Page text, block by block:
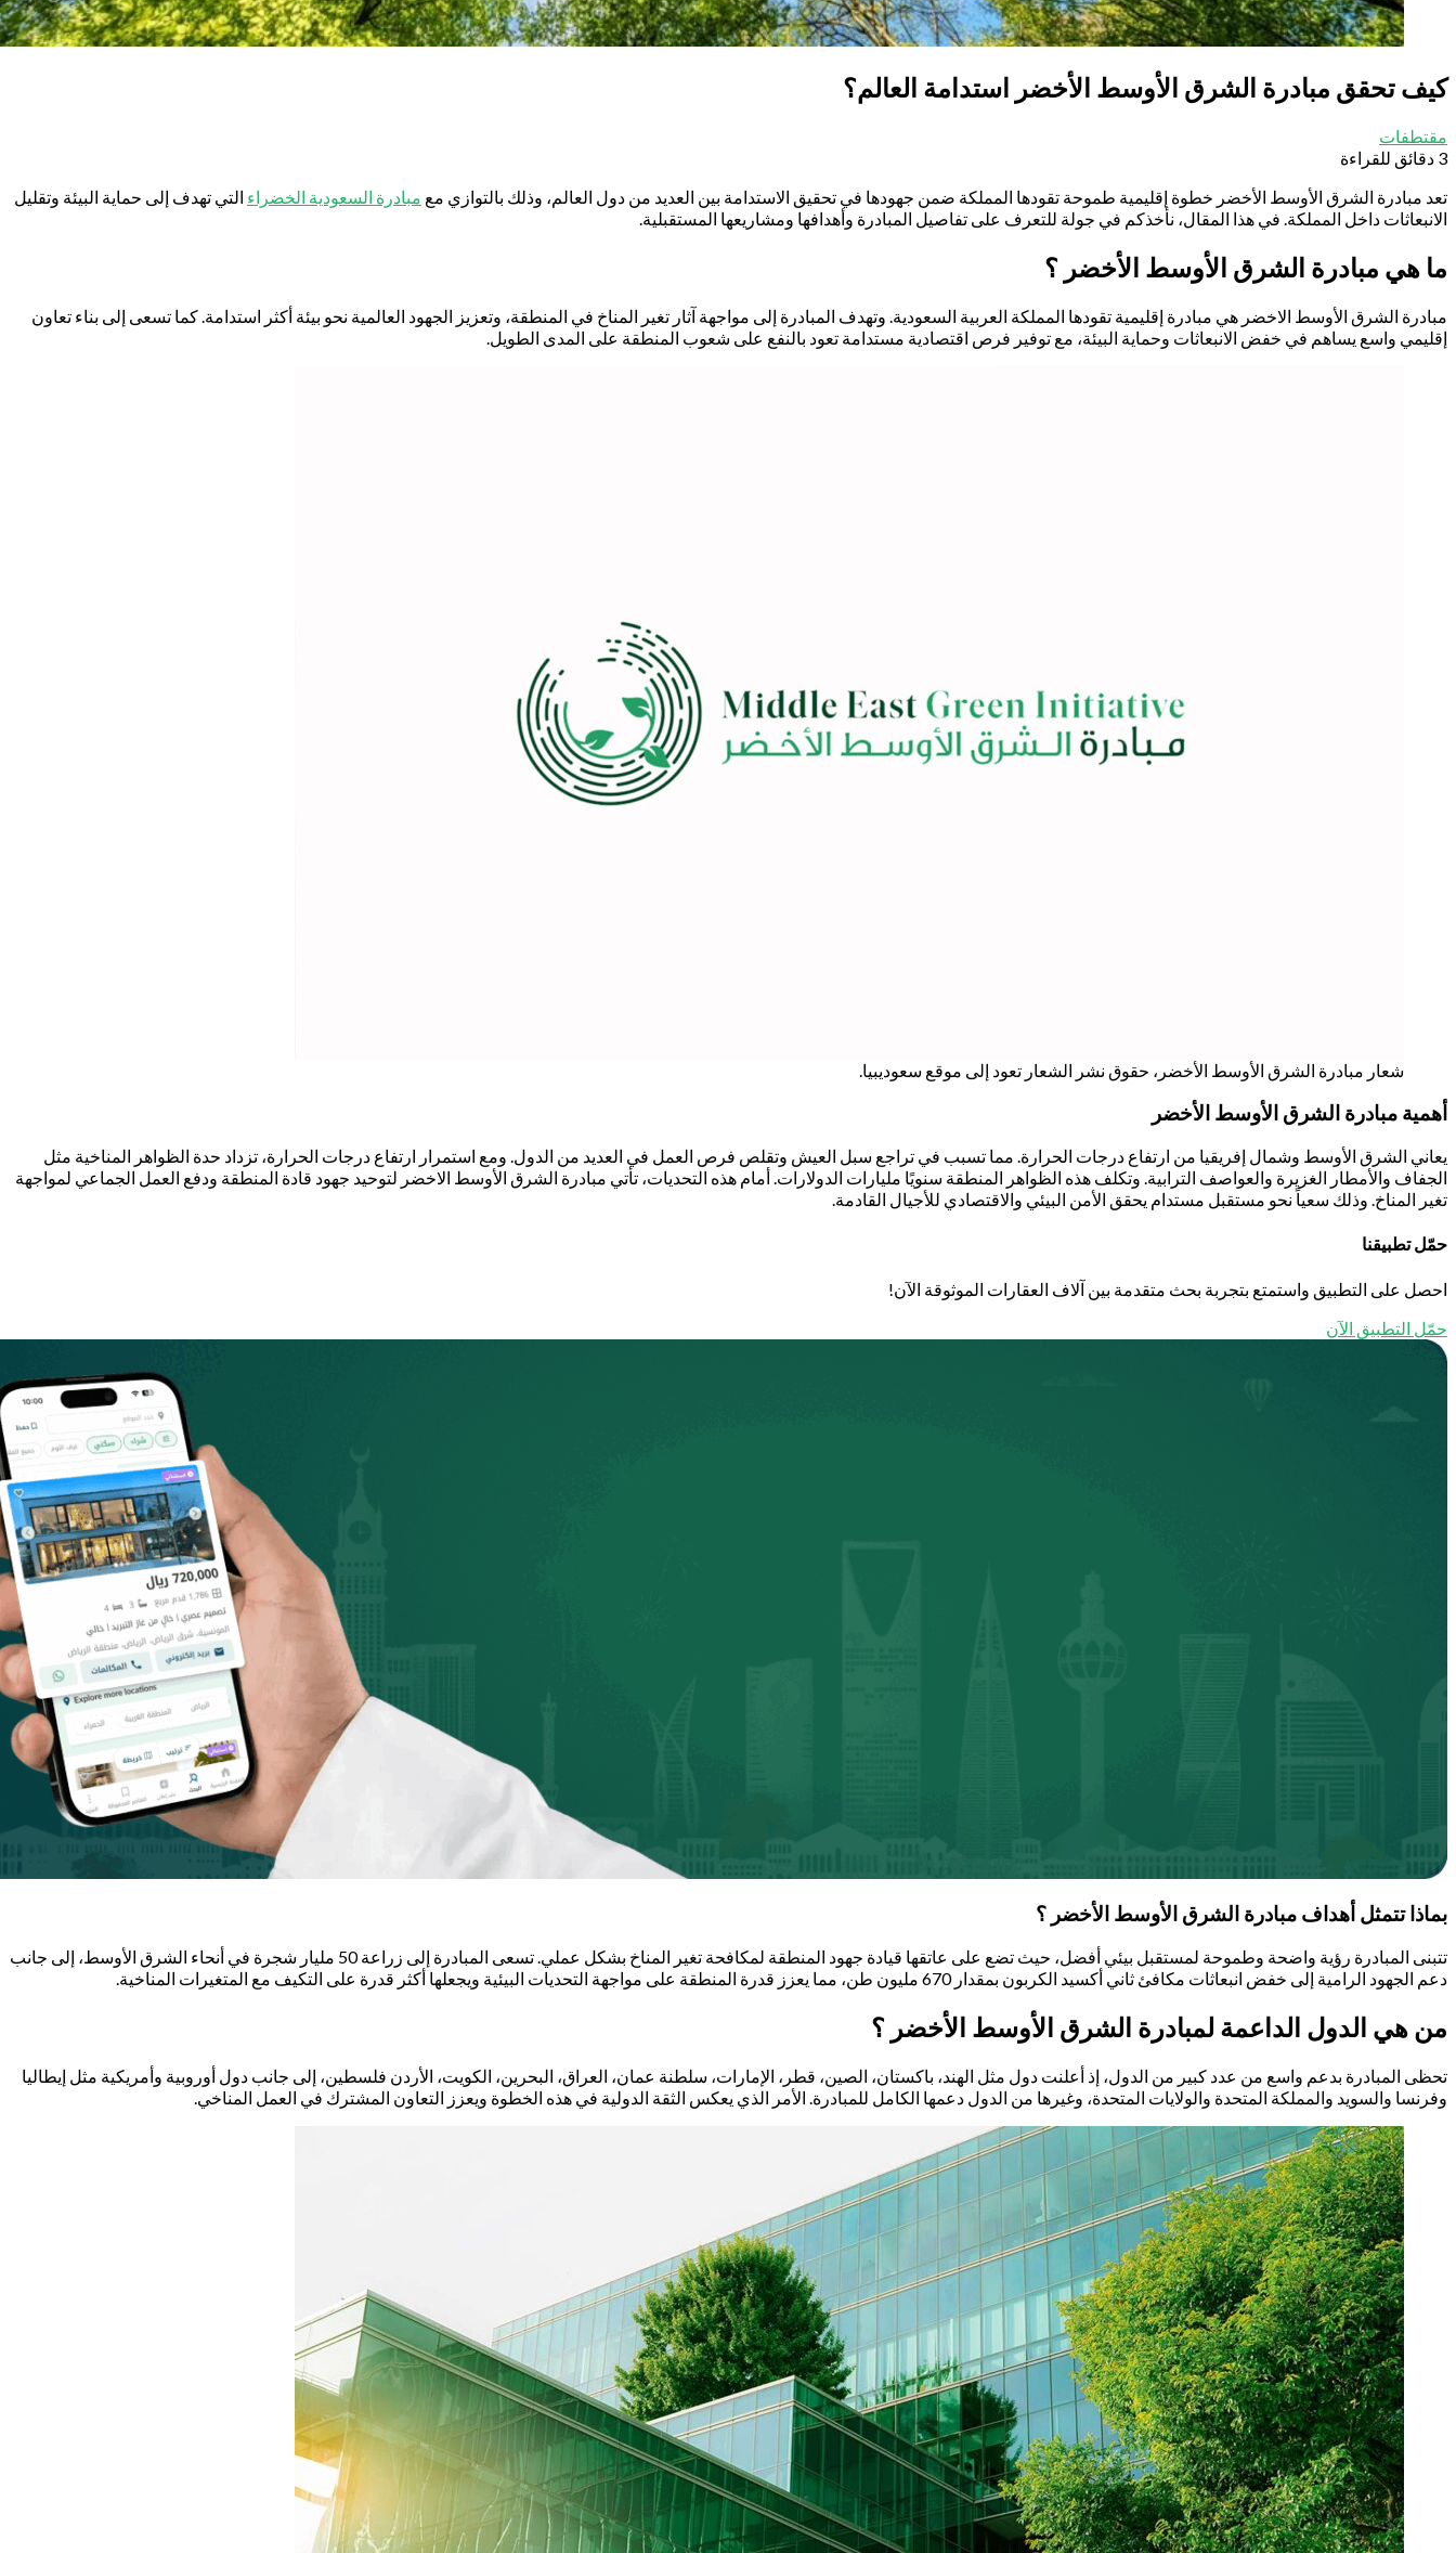
كيف تحقق مبادرة الشرق الأوسط الأخضر استدامة العالم؟
مقتطفات
3 دقائق للقراءة
تعد مبادرة الشرق الأوسط الأخضر خطوة إقليمية طموحة تقودها المملكة ضمن جهودها في تحقيق الاستدامة بين العديد من دول العالم، وذلك بالتوازي مع مبادرة السعودية الخضراء التي تهدف إلى حماية البيئة وتقليل
الانبعاثات داخل المملكة. في هذا المقال، نأخذكم في جولة للتعرف على تفاصيل المبادرة وأهدافها ومشاريعها المستقبلية.
ما هي مبادرة الشرق الأوسط الأخضر ؟
مبادرة الشرق الأوسط الاخضر هي مبادرة إقليمية تقودها المملكة العربية السعودية. وتهدف المبادرة إلى مواجهة آثار تغير المناخ في المنطقة، وتعزيز الجهود العالمية نحو بيئة أكثر استدامة. كما تسعى إلى بناء تعاون
إقليمي واسع يساهم في خفض الانبعاثات وحماية البيئة، مع توفير فرص اقتصادية مستدامة تعود بالنفع على شعوب المنطقة على المدى الطويل.
شعار مبادرة الشرق الأوسط الأخضر، حقوق نشر الشعار تعود إلى موقع سعوديبيا.
أهمية مبادرة الشرق الأوسط الأخضر
يعاني الشرق الأوسط وشمال إفريقيا من ارتفاع درجات الحرارة. مما تسبب في تراجع سبل العيش وتقلص فرص العمل في العديد من الدول. ومع استمرار ارتفاع درجات الحرارة، تزداد حدة الظواهر المناخية مثل
الجفاف والأمطار الغزيرة والعواصف الترابية. وتكلف هذه الظواهر المنطقة سنويًا مليارات الدولارات. أمام هذه التحديات، تأتي مبادرة الشرق الأوسط الاخضر لتوحيد جهود قادة المنطقة ودفع العمل الجماعي لمواجهة
تغير المناخ. وذلك سعياً نحو مستقبل مستدام يحقق الأمن البيئي والاقتصادي للأجيال القادمة.
حمّل تطبيقنا
احصل على التطبيق واستمتع بتجربة بحث متقدمة بين آلاف العقارات الموثوقة الآن!
حمّل التطبيق الآن
بماذا تتمثل أهداف مبادرة الشرق الأوسط الأخضر ؟
تتبنى المبادرة رؤية واضحة وطموحة لمستقبل بيئي أفضل، حيث تضع على عاتقها قيادة جهود المنطقة لمكافحة تغير المناخ بشكل عملي. تسعى المبادرة إلى زراعة 50 مليار شجرة في أنحاء الشرق الأوسط، إلى جانب
دعم الجهود الرامية إلى خفض انبعاثات مكافئ ثاني أكسيد الكربون بمقدار 670 مليون طن، مما يعزز قدرة المنطقة على مواجهة التحديات البيئية ويجعلها أكثر قدرة على التكيف مع المتغيرات المناخية.
من هي الدول الداعمة لمبادرة الشرق الأوسط الأخضر ؟
تحظى المبادرة بدعم واسع من عدد كبير من الدول، إذ أعلنت دول مثل الهند، باكستان، الصين، قطر، الإمارات، سلطنة عمان، العراق، البحرين، الكويت، الأردن فلسطين، إلى جانب دول أوروبية وأمريكية مثل إيطاليا
وفرنسا والسويد والمملكة المتحدة والولايات المتحدة، وغيرها من الدول دعمها الكامل للمبادرة. الأمر الذي يعكس الثقة الدولية في هذه الخطوة ويعزز التعاون المشترك في العمل المناخي.